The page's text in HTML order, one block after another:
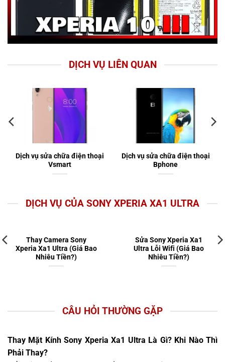
DỊCH VỤ LIÊN QUAN
Dịch vụ sửa chữa điện thoại
Vsmart
Dịch vụ sửa chữa điện thoại
Bphone
DỊCH VỤ CỦA SONY XPERIA XA1 ULTRA
Thay Camera Sony
Xperia Xa1 Ultra (Giá Bao
Nhiêu Tiền?)
Sửa Sony Xperia Xa1
Ultra Lỗi Wifi (Giá Bao
Nhiêu Tiền?)
CÂU HỎI THƯỜNG GẶP
Thay Mặt Kính Sony Xperia Xa1 Ultra Là Gì? Khi Nào Thì
Phải Thay?